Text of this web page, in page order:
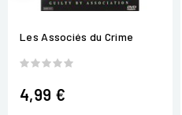
Les Associés du Crime
4,99 €